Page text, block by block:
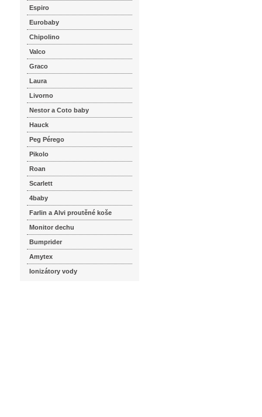
Espiro
Eurobaby
Chipolino
Valco
Graco
Laura
Livorno
Nestor a Coto baby
Hauck
Peg Pérego
Pikolo
Roan
Scarlett
4baby
Farlin a Alvi proutěné koše
Monitor dechu
Bumprider
Amytex
Ionizátory vody